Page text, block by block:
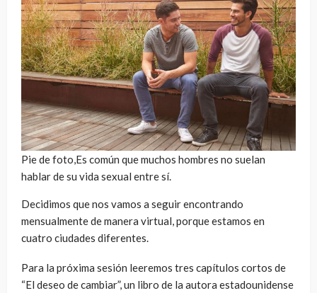
Pie de foto,Es común que muchos hombres no suelan
hablar de su vida sexual entre sí.
Decidimos que nos vamos a seguir encontrando
mensualmente de manera virtual, porque estamos en
cuatro ciudades diferentes.
Para la próxima sesión leeremos tres capítulos cortos de
“El deseo de cambiar”, un libro de la autora estadounidense